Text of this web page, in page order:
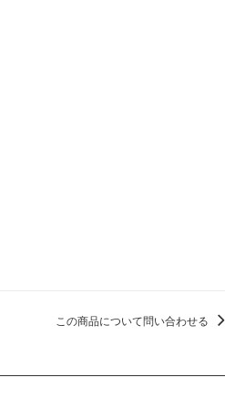
この商品について問い合わせる